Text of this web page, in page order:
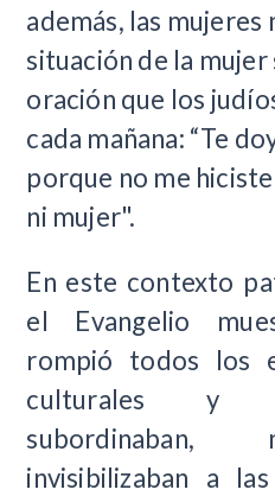
además, las mujeres
situación de la mujer
oración que los
cada mañana: “Te
porque no me
ni mujer".
En este contexto
el Evangelio
rompió todos los
culturales y
subordinaban,
invisibilizaban a